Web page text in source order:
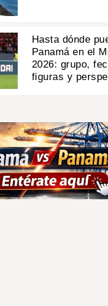
Hasta dónde
Panamá en el
2026: grupo,
figuras y